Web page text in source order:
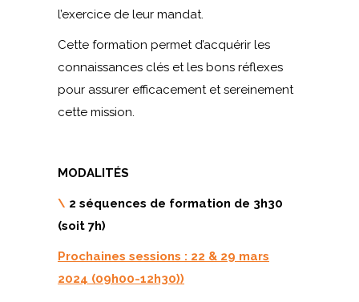
l’exercice de leur mandat.
Cette formation permet d’acquérir les
connaissances clés et les bons réflexes
pour assurer efficacement et sereinement
cette mission.
MODALITÉS
\ 2 séquences de formation de 3h30
(soit 7h)
Prochaines sessions : 22 & 29 mars
2024 (09h00-12h30))